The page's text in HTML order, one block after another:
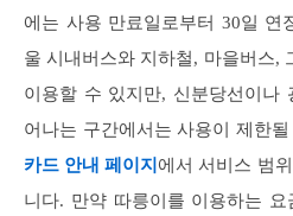
에는 사용 만료일로부터 30일 연
울 시내버스와 지하철, 마을버스,
이용할 수 있지만, 신분당선이나
어나는 구간에서는 사용이 제한
카드 안내 페이지 에서 서비스 범
니다. 만약 따릉이를 이용하는 요